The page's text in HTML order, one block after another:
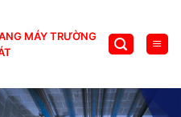
MÁY TRƯỜNG